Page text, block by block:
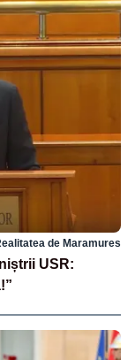
de Maramures
USR: